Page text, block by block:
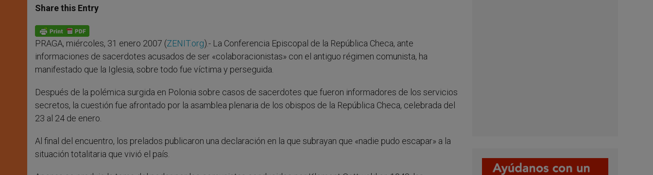
t
s
p
p
s
e
g
e
r
e
b
o
k
Share this Entry
PRAGA, miércoles, 31 enero 2007 (ZENIT.org).- La Conferencia Episcopal de la República Checa, ante
informaciones de sacerdotes acusados de ser «colaboracionistas» con el antiguo régimen comunista, ha
manifestado que la Iglesia, sobre todo fue víctima y perseguida.
Después de la polémica surgida en Polonia sobre casos de sacerdotes que fueron informadores de los servicios
secretos, la cuestión fue afrontado por la asamblea plenaria de los obispos de la República Checa, celebrada del
23 al 24 de enero.
Al final del encuentro, los prelados publicaron una declaración en la que subrayan que «nadie pudo escapar» a la
situación totalitaria que vivió el país.